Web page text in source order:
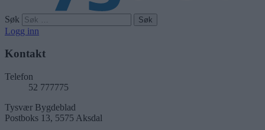
Søk
Logg inn
Kontakt
Telefon
52 777775
Tysvær Bygdeblad
Postboks 13, 5575 Aksdal